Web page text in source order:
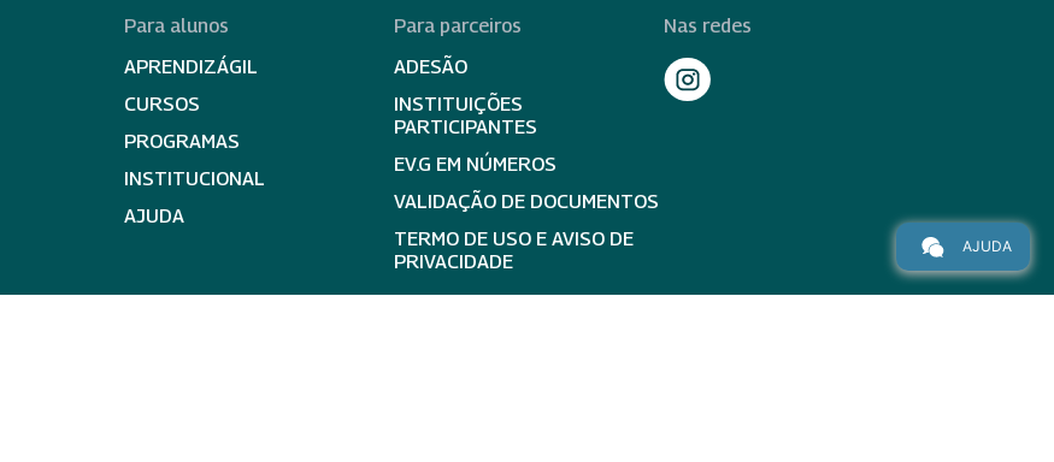
Para alunos
APRENDIZÁGIL
CURSOS
PROGRAMAS
INSTITUCIONAL
AJUDA
Para parceiros
ADESÃO
INSTITUIÇÕES
PARTICIPANTES
EV.G EM NÚMEROS
VALIDAÇÃO DE DOCUMENTOS
TERMO DE USO E AVISO DE
PRIVACIDADE
Nas redes
AJUDA